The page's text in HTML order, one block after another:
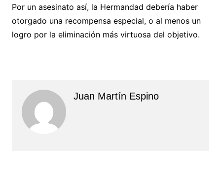
Por un asesinato así, la Hermandad debería haber
otorgado una recompensa especial, o al menos un
logro por la eliminación más virtuosa del objetivo.
Juan Martín Espino